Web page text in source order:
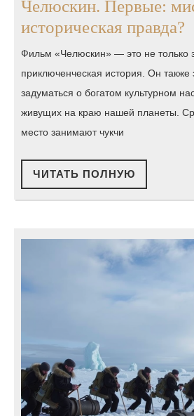
Челюскин. Первые:
историческая правда?
в
Фильм «Челюскин» — это не только
приключенческая история. Он также
задуматься о богатом культурном
живущих на краю нашей планеты.
место занимают чукчи
ЧИТАТЬ ПОЛНУЮ
ПОЛНУЮ